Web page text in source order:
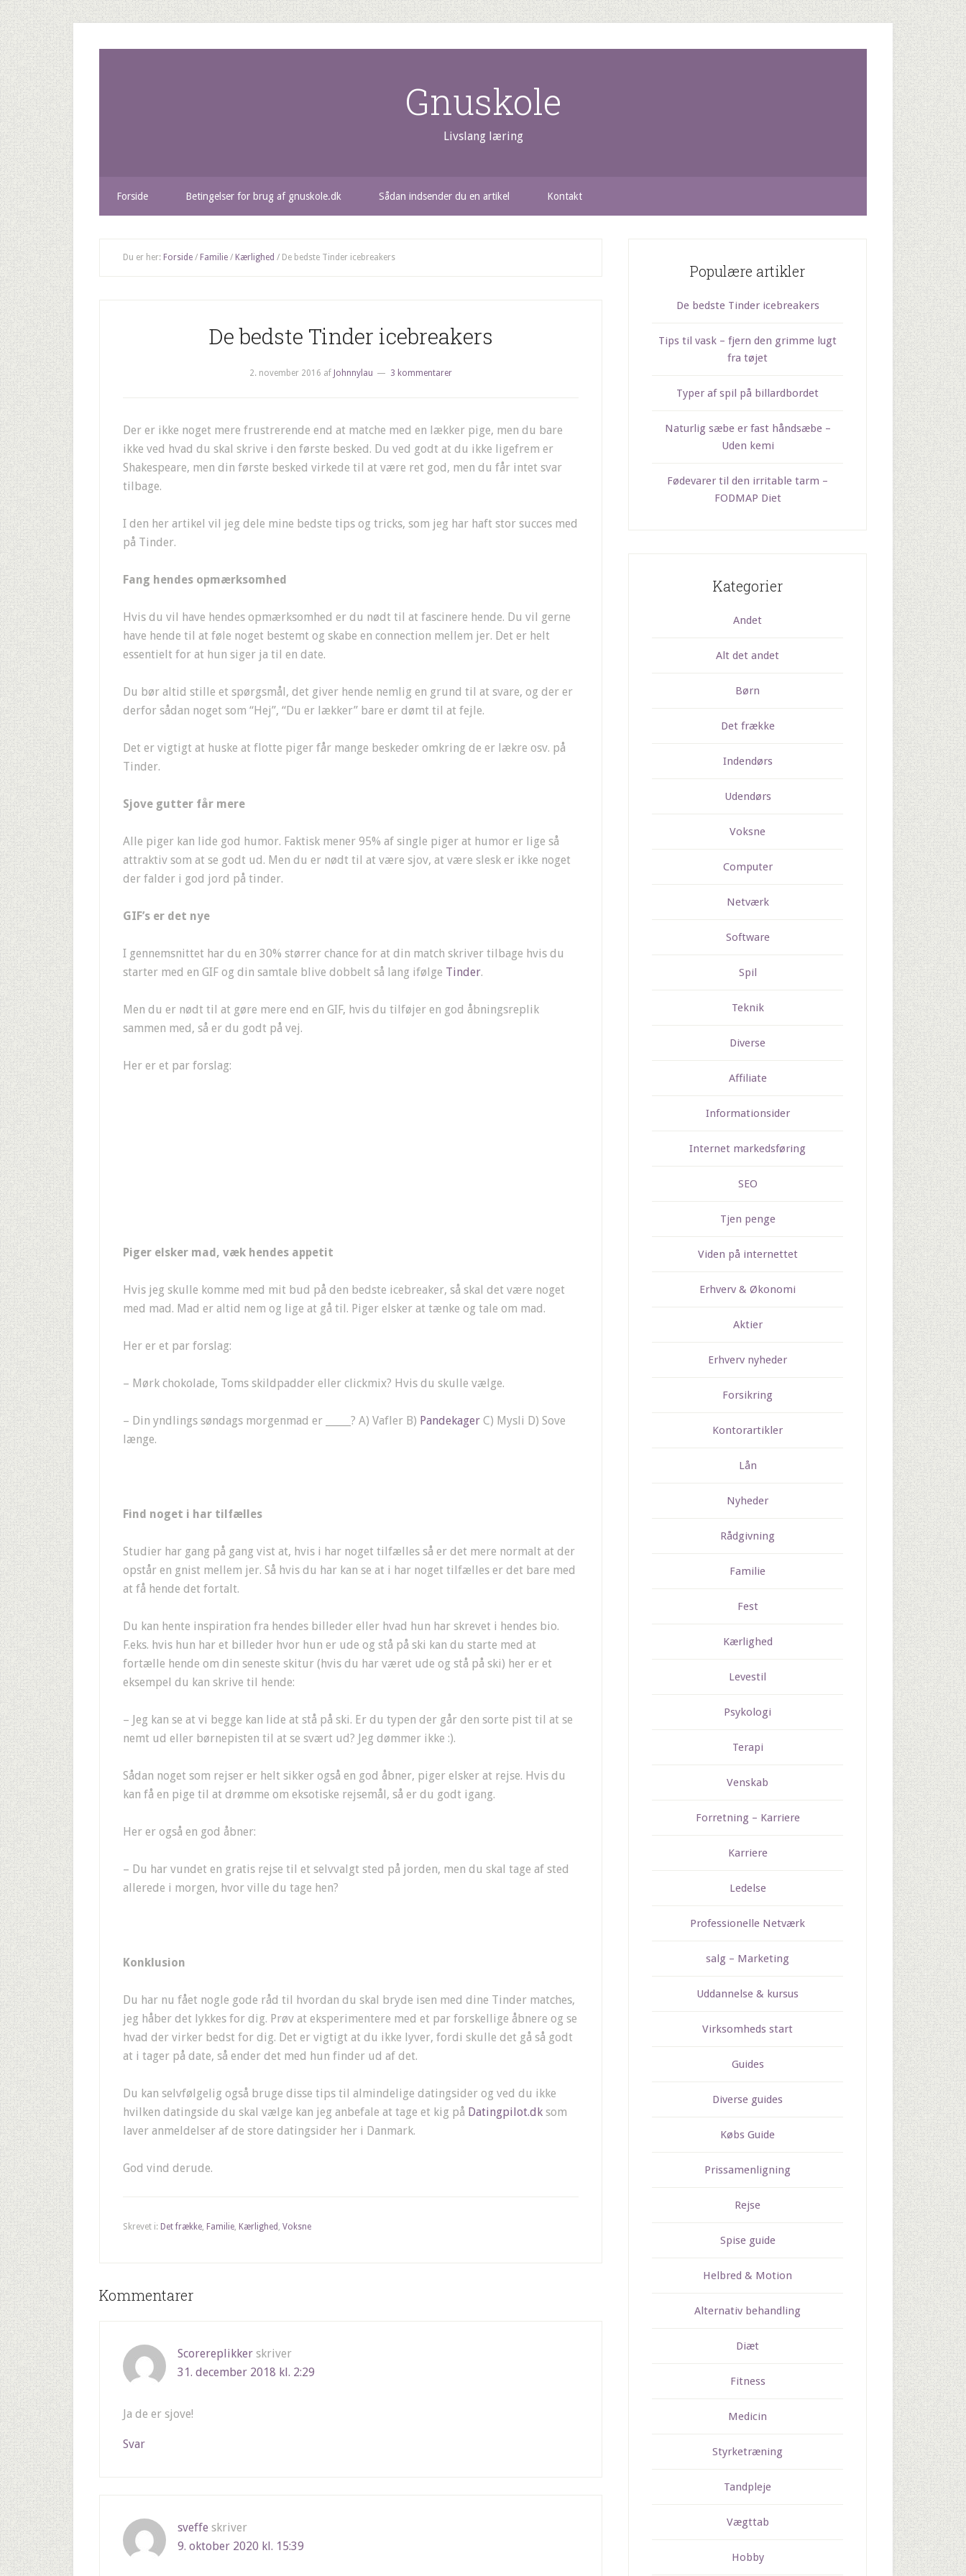
Gnuskole
Livslang læring
Forside Betingelser for brug af gnuskole.dk Sådan indsender du en artikel Kontakt
Du er her: Forside / Familie / Kærlighed / De bedste Tinder icebreakers
De bedste Tinder icebreakers
2. november 2016 af Johnnylau 3 kommentarer
Der er ikke noget mere frustrerende end at matche med en lækker pige, men du bare
ikke ved hvad du skal skrive i den første besked. Du ved godt at du ikke ligefrem er
Shakespeare, men din første besked virkede til at være ret god, men du får intet svar
tilbage.
I den her artikel vil jeg dele mine bedste tips og tricks, som jeg har haft stor succes med
på Tinder.
Fang hendes opmærksomhed
Hvis du vil have hendes opmærksomhed er du nødt til at fascinere hende. Du vil gerne
have hende til at føle noget bestemt og skabe en connection mellem jer. Det er helt
essentielt for at hun siger ja til en date.
Du bør altid stille et spørgsmål, det giver hende nemlig en grund til at svare, og der er
derfor sådan noget som “Hej”, “Du er lækker” bare er dømt til at fejle.
Det er vigtigt at huske at flotte piger får mange beskeder omkring de er lækre osv. på
Tinder.
Sjove gutter får mere
Alle piger kan lide god humor. Faktisk mener 95% af single piger at humor er lige så
attraktiv som at se godt ud. Men du er nødt til at være sjov, at være slesk er ikke noget
der falder i god jord på tinder.
GIF’s er det nye
I gennemsnittet har du en 30% størrer chance for at din match skriver tilbage hvis du
starter med en GIF og din samtale blive dobbelt så lang ifølge Tinder.
Men du er nødt til at gøre mere end en GIF, hvis du tilføjer en god åbningsreplik
sammen med, så er du godt på vej.
Her er et par forslag:
Piger elsker mad, væk hendes appetit
Hvis jeg skulle komme med mit bud på den bedste icebreaker, så skal det være noget
med mad. Mad er altid nem og lige at gå til. Piger elsker at tænke og tale om mad.
Her er et par forslag:
– Mørk chokolade, Toms skildpadder eller clickmix? Hvis du skulle vælge.
– Din yndlings søndags morgenmad er _____? A) Vafler B) Pandekager C) Mysli D) Sove
længe.
Find noget i har tilfælles
Studier har gang på gang vist at, hvis i har noget tilfælles så er det mere normalt at der
opstår en gnist mellem jer. Så hvis du har kan se at i har noget tilfælles er det bare med
at få hende det fortalt.
Du kan hente inspiration fra hendes billeder eller hvad hun har skrevet i hendes bio.
F.eks. hvis hun har et billeder hvor hun er ude og stå på ski kan du starte med at
fortælle hende om din seneste skitur (hvis du har været ude og stå på ski) her er et
eksempel du kan skrive til hende:
– Jeg kan se at vi begge kan lide at stå på ski. Er du typen der går den sorte pist til at se
nemt ud eller børnepisten til at se svært ud? Jeg dømmer ikke :).
Sådan noget som rejser er helt sikker også en god åbner, piger elsker at rejse. Hvis du
kan få en pige til at drømme om eksotiske rejsemål, så er du godt igang.
Her er også en god åbner:
– Du har vundet en gratis rejse til et selvvalgt sted på jorden, men du skal tage af sted
allerede i morgen, hvor ville du tage hen?
Konklusion
Du har nu fået nogle gode råd til hvordan du skal bryde isen med dine Tinder matches,
jeg håber det lykkes for dig. Prøv at eksperimentere med et par forskellige åbnere og se
hvad der virker bedst for dig. Det er vigtigt at du ikke lyver, fordi skulle det gå så godt
at i tager på date, så ender det med hun finder ud af det.
Du kan selvfølgelig også bruge disse tips til almindelige datingsider og ved du ikke
hvilken datingside du skal vælge kan jeg anbefale at tage et kig på Datingpilot.dk som
laver anmeldelser af de store datingsider her i Danmark.
God vind derude.
Skrevet i: Det frække, Familie, Kærlighed , Voksne
Kommentarer
Scorereplikker skriver
31. december 2018 kl. 2:29
Ja de er sjove!
Svar
sveffe skriver
9. oktober 2020 kl. 15:39
Populære artikler
De bedste Tinder icebreakers
Tips til vask – fjern den grimme lugt
fra tøjet
Typer af spil på billardbordet
Naturlig sæbe er fast håndsæbe –
Uden kemi
Fødevarer til den irritable tarm –
FODMAP Diet
Kategorier
Andet
Alt det andet
Børn
Det frække
Indendørs
Udendørs
Voksne
Computer
Netværk
Software
Spil
Teknik
Diverse
Affiliate
Informationsider
Internet markedsføring
SEO
Tjen penge
Viden på internettet
Erhverv & Økonomi
Aktier
Erhverv nyheder
Forsikring
Kontorartikler
Lån
Nyheder
Rådgivning
Familie
Fest
Kærlighed
Levestil
Psykologi
Terapi
Venskab
Forretning – Karriere
Karriere
Ledelse
Professionelle Netværk
salg – Marketing
Uddannelse & kursus
Virksomheds start
Guides
Diverse guides
Købs Guide
Prissamenligning
Rejse
Spise guide
Helbred & Motion
Alternativ behandling
Diæt
Fitness
Medicin
Styrketræning
Tandpleje
Vægttab
Hobby